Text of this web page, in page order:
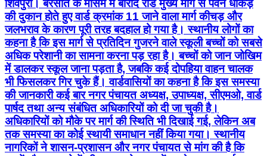
शिवपुरी। बरसात के मौसम में बारोद रोड मुख्य मार्ग से पवन धाकड़
की दुकान होते हुए वार्ड क्रमांक 11 जाने वाला मार्ग कीचड़ और
जलभराव के कारण पूरी तरह बदहाल हो गया है। स्थानीय लोगों का
कहना है कि इस मार्ग से प्रतिदिन गुजरने वाले स्कूली बच्चों को सबसे
अधिक परेशानी का सामना करना पड़ रहा है। बच्चों को जान जोखिम
में डालकर स्कूल जाना पड़ता है, जबकि कई दोपहिया वाहन चालक
भी फिसलकर गिर चुके हैं। वार्डवासियों का कहना है कि इस समस्या
की जानकारी कई बार नगर पंचायत अध्यक्ष, उपाध्यक्ष, सीएमओ, वार्ड
पार्षद तथा अन्य संबंधित अधिकारियों को दी जा चुकी है।
अधिकारियों को मौके पर मार्ग की स्थिति भी दिखाई गई, लेकिन अब
तक समस्या का कोई स्थायी समाधान नहीं किया गया। स्थानीय
नागरिकों ने शासन-प्रशासन और नगर पंचायत से मांग की है कि